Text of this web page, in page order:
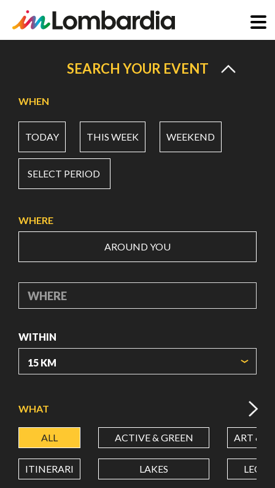
content
SEARCH YOUR EVENT
WHEN
TODAY THIS WEEK WEEKEND
SELECT PERIOD
WHERE
AROUND YOU
WHERE
WITHIN
LATITUDE
WHAT
ALL ACTIVE & GREEN ART &
ITINERARI LAKES